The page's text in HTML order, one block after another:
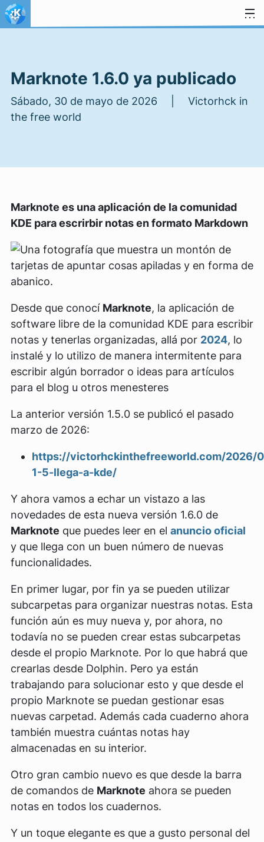
Ir al contenido
Marknote 1.6.0 ya publicado
Sábado, 30 de mayo de 2026 | Victorhck in
the free world
Marknote es una aplicación de la comunidad
KDE para escrirbir notas en formato Markdown
Desde que conocí Marknote, la aplicación de
software libre de la comunidad KDE para escribir
notas y tenerlas organizadas, allá por 2024, lo
instalé y lo utilizo de manera intermitente para
escribir algún borrador o ideas para artículos
para el blog u otros menesteres
La anterior versión 1.5.0 se publicó el pasado
marzo de 2026:
https://victorhckinthefreeworld.com/2026/
1-5-llega-a-kde/
Y ahora vamos a echar un vistazo a las
novedades de esta nueva versión 1.6.0 de
Marknote que puedes leer en el anuncio oficial
y que llega con un buen número de nuevas
funcionalidades.
En primer lugar, por fin ya se pueden utilizar
subcarpetas para organizar nuestras notas. Esta
función aún es muy nueva y, por ahora, no
todavía no se pueden crear estas subcarpetas
desde el propio Marknote. Por lo que habrá que
crearlas desde Dolphin. Pero ya están
trabajando para solucionar esto y que desde el
propio Marknote se puedan gestionar esas
nuevas carpetad. Además cada cuaderno ahora
también muestra cuántas notas hay
almacenadas en su interior.
Otro gran cambio nuevo es que desde la barra
de comandos de Marknote ahora se pueden
notas en todos los cuadernos.
Y un toque elegante es que a gusto personal del